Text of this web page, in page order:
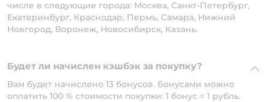
числе в следующие города: Москва, Санкт-Петербург,
Екатеринбург, Краснодар, Пермь, Самара, Нижний
Новгород, Воронеж, Новосибирск, Казань.
Будет ли начислен кэшбэк за покупку?
Вам будет начислено 13 бонусов. Бонусами можно
оплатить 100 % стоимости покупки: 1 бонус = 1 рубль.